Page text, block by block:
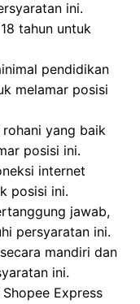
ini.
tahun untuk
pendidikan
melamar posisi
yang baik
posisi ini.
internet
posisi ini.
jawab,
persyaratan ini.
mandiri dan
ini.
Express